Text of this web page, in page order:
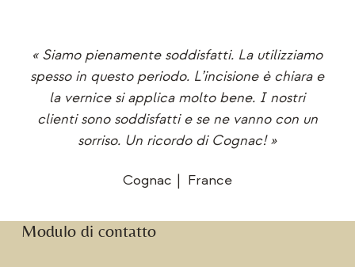
« Siamo pienamente soddisfatti. La utilizziamo
spesso in questo periodo. L’incisione è chiara e
la vernice si applica molto bene. I nostri
clienti sono soddisfatti e se ne vanno con un
sorriso. Un ricordo di Cognac! »
Cognac France
Modulo di contatto